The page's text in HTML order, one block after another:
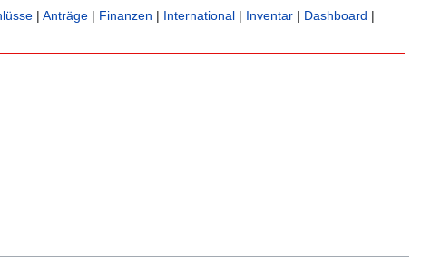
| Anträge | Finanzen | International | Inventar | Dashboard |